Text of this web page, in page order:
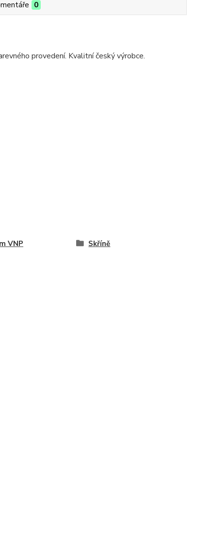
0
provedení. Kvalitní český výrobce.
VNP Skříně